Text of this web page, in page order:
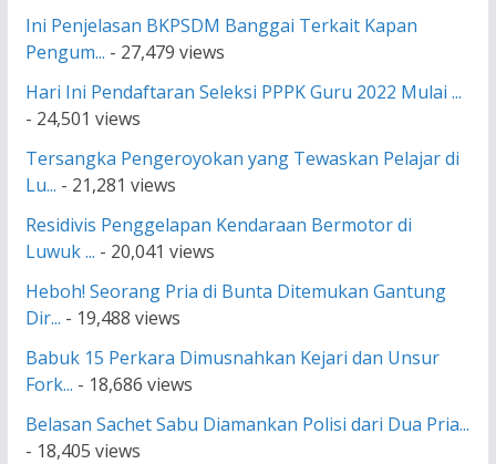
Ini Penjelasan BKPSDM Banggai Terkait Kapan
Pengum... - 27,479 views
Hari Ini Pendaftaran Seleksi PPPK Guru 2022 Mulai ...
- 24,501 views
Tersangka Pengeroyokan yang Tewaskan Pelajar di
Lu... - 21,281 views
Residivis Penggelapan Kendaraan Bermotor di
Luwuk ... - 20,041 views
Heboh! Seorang Pria di Bunta Ditemukan Gantung
Dir... - 19,488 views
Babuk 15 Perkara Dimusnahkan Kejari dan Unsur
Fork... - 18,686 views
Belasan Sachet Sabu Diamankan Polisi dari Dua Pria...
- 18,405 views